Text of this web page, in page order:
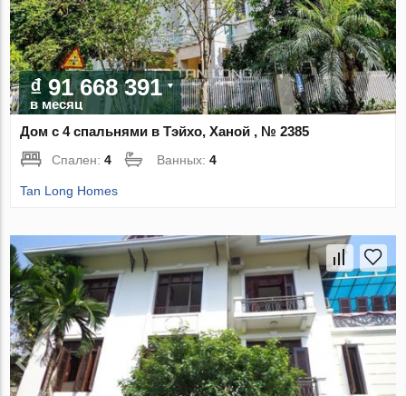
₫ 91 668 391
в месяц
Дом с 4 спальнями в Тэйхо, Ханой , № 2385
Спален:4 Ванных:4
Tan Long Homes